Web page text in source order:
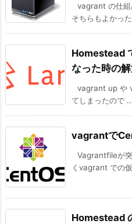
vagrant の仕組
そちらもよかっ
Homestead
なった時の
vagrant up や
てしまったので
vagrantで
Vagrantfileが
くvagrant での
Homestead